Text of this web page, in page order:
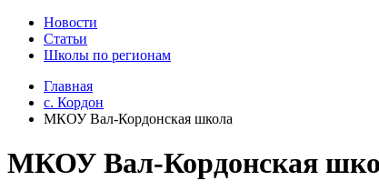
Новости
Статьи
Школы по регионам
Главная
c. Кордон
МКОУ Вал-Кордонская школа
МКОУ Вал-Кордонская